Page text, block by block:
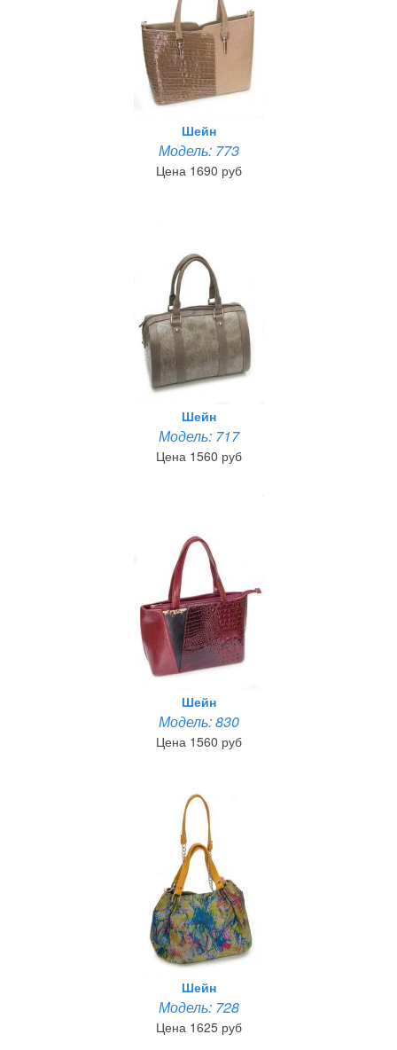
Шейн
Модель: 773
Цена 1690 руб
Шейн
Модель: 717
Цена 1560 руб
Шейн
Модель: 830
Цена 1560 руб
Шейн
Модель: 728
Цена 1625 руб